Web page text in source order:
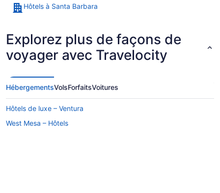
Hôtels à Santa Barbara
Explorez plus de façons de
voyager avec Travelocity
HébergementsVolsForfaitsVoitures
Hôtels de luxe – Ventura
West Mesa – Hôtels